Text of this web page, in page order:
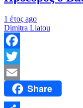
1 έτος ago
Dimitra Liatou
Facebook
Twitter
Email Share